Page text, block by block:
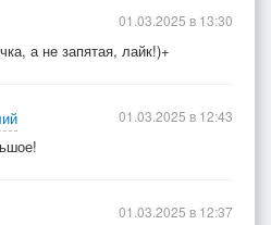
а не запятая, лайк!)+
01.03.2025 в 13:30
01.03.2025 в 12:43
01.03.2025 в 12:37